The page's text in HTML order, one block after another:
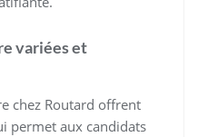
variées et
chez Routard offrent
permet aux candidats